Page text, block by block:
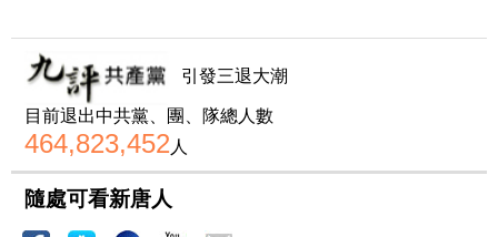
引發三退大潮
目前退出中共黨、團、隊總人數
464,823,452 人
隨處可看新唐人